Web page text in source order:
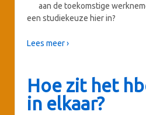
aan de toekomstige
een studiekeuze hier in?
Lees meer ›
Hoe zit het
in elkaar?